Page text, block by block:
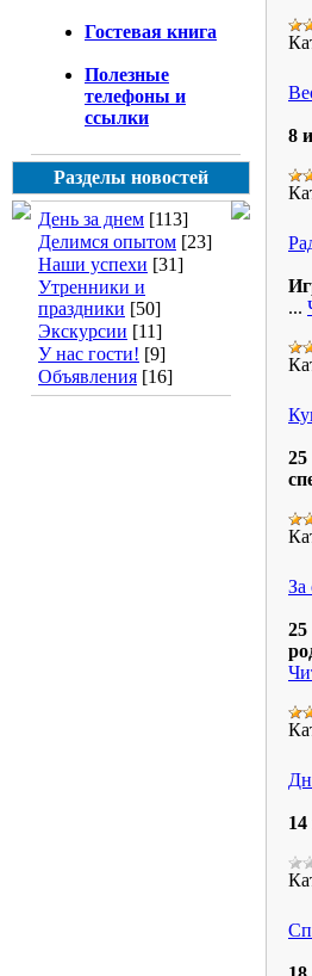
Гостевая книга
Полезные
телефоны и
ссылки
Разделы новостей
День за днем [113]
Делимся опытом [23]
Наши успехи [31]
Утренники и
праздники [50]
Экскурсии [11]
У нас гости! [9]
Объявления [16]
8
...
За